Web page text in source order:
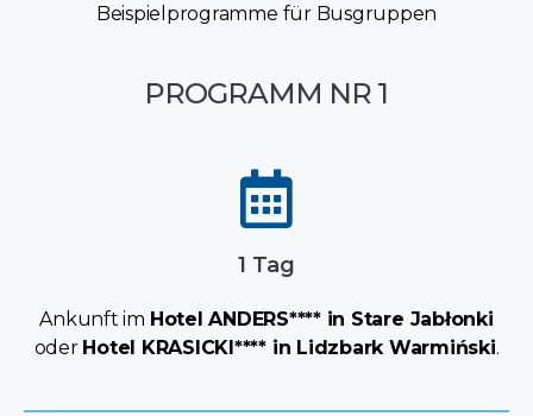
Beispielprogramme für Busgruppen
PROGRAMM NR 1
1 Tag
Ankunft im Hotel ANDERS**** in Stare Jabłonki
oder Hotel KRASICKI**** in Lidzbark Warmiński.